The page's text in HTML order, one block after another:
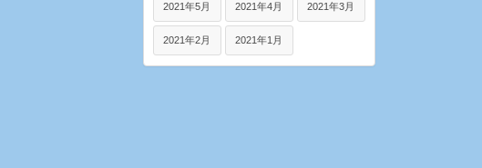
2021年5月 2021年4月 2021年3月
2021年2月 2021年1月